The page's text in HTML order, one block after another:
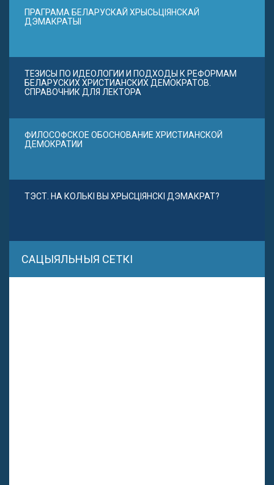
ПРАГРАМА БЕЛАРУСКАЙ ХРЫСЬЦІЯНСКАЙ
ДЭМАКРАТЫІ
ТЕЗИСЫ ПО ИДЕОЛОГИИ И ПОДХОДЫ К РЕФОРМАМ
БЕЛАРУСКИХ ХРИСТИАНСКИХ ДЕМОКРАТОВ.
СПРАВОЧНИК ДЛЯ ЛЕКТОРА
ФИЛОСОФСКОЕ ОБОСНОВАНИЕ ХРИСТИАНСКОЙ
ДЕМОКРАТИИ
ТЭСТ. НА КОЛЬКІ ВЫ ХРЫСЦІЯНСКІ ДЭМАКРАТ?
САЦЫЯЛЬНЫЯ СЕТКІ